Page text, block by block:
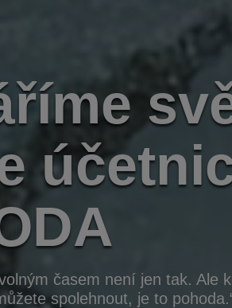
časem není jen tak. Ale
spolehnout, je to